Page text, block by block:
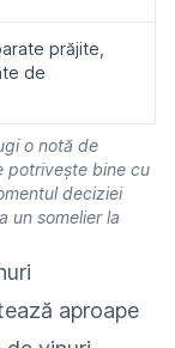
prăjite,
de
o notă de
potrivește bine cu
deciziei
un somelier la
aproape